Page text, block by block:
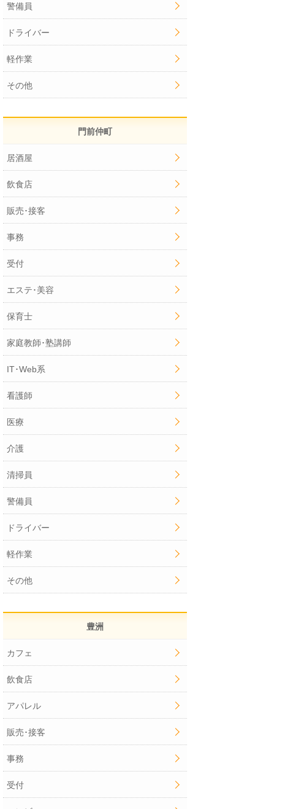
警備員
ドライバー
軽作業
その他
門前仲町
居酒屋
飲食店
販売･接客
事務
受付
エステ･美容
保育士
家庭教師･塾講師
IT･Web系
看護師
医療
介護
清掃員
警備員
ドライバー
軽作業
その他
豊洲
カフェ
飲食店
アパレル
販売･接客
事務
受付